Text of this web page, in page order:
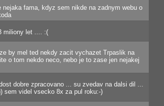
fama, kdyz sem nikde na zadnym webu o
miliony let .... :(
by mel ted nekdy zacit vychazet Trpaslik na
o tom nekdo neco, nebo je to zase jen nejakej
dobre zpracovano ... su zvedav na dalsi dil ...
sem videl vsecko 8x za pul roku:-)